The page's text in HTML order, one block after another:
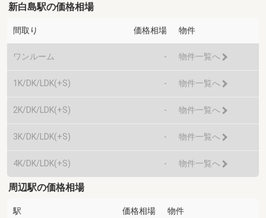
新白島駅の価格相場
間取り 価格相場 物件
ワンルーム - 物件一覧へ
1K/DK/LDK(+S) - 物件一覧へ
2K/DK/LDK(+S) - 物件一覧へ
3K/DK/LDK(+S) - 物件一覧へ
4K/DK/LDK(+S) - 物件一覧へ
周辺駅の価格相場
駅 価格相場 物件